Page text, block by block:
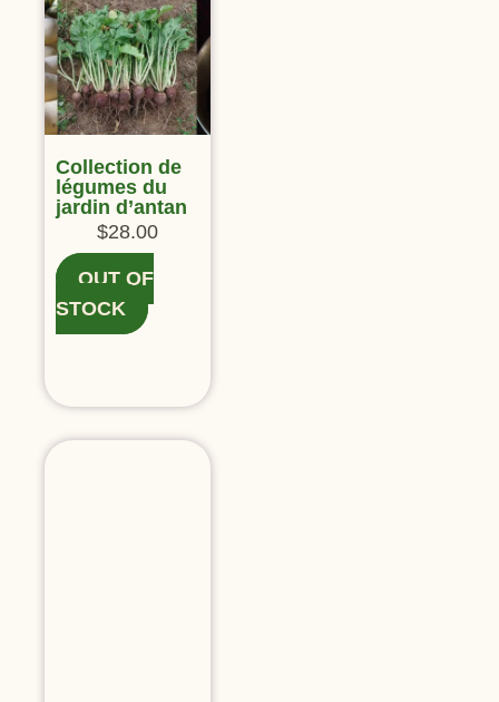
Collection de
légumes du
jardin d’antan
$28.00
OUT OF
STOCK